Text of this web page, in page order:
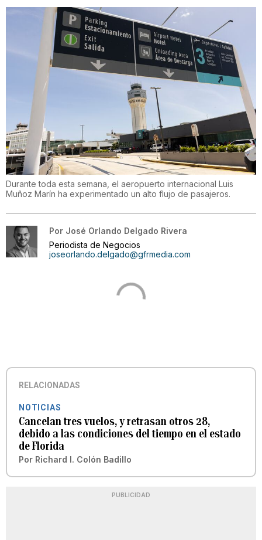
Durante toda esta semana, el aeropuerto internacional Luis
Muñoz Marín ha experimentado un alto flujo de pasajeros.
Por José Orlando Delgado Rivera
Periodista de Negocios
joseorlando.delgado@gfrmedia.com
RELACIONADAS
NOTICIAS
Cancelan tres vuelos, y retrasan otros 28,
debido a las condiciones del tiempo en el estado
de Florida
Por Richard I. Colón Badillo
PUBLICIDAD